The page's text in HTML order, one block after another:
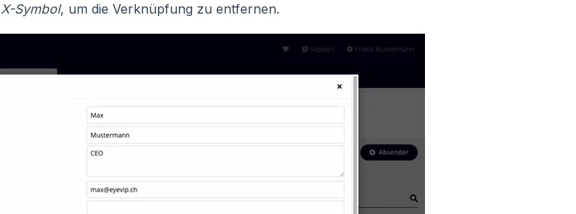
X-Symbol, um die Verknüpfung zu entfernen.